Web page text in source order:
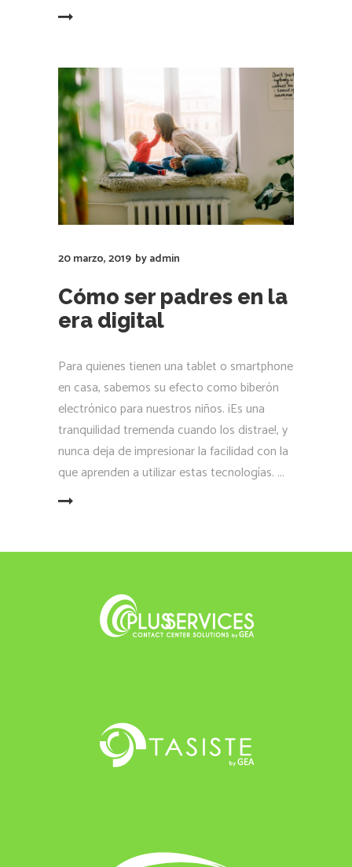
20 marzo, 2019 byadmin
Cómo ser padres en la
era digital
Para quienes tienen una tablet o smartphone
en casa, sabemos su efecto como biberón
electrónico para nuestros niños. ¡Es una
tranquilidad tremenda cuando los distrae!, y
nunca deja de impresionar la facilidad con la
que aprenden a utilizar estas tecnologías.